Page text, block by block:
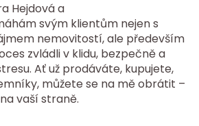
Hejdová a
svým klientům nejen s
nemovitostí, ale především
zvládli v klidu, bezpečně a
Ať už prodáváte, kupujete,
můžete se na mě obrátit –
vaší straně.